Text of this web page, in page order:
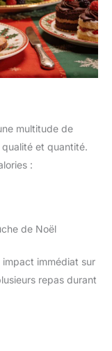
multitude de
et quantité.
:
de Noël
immédiat sur
repas durant